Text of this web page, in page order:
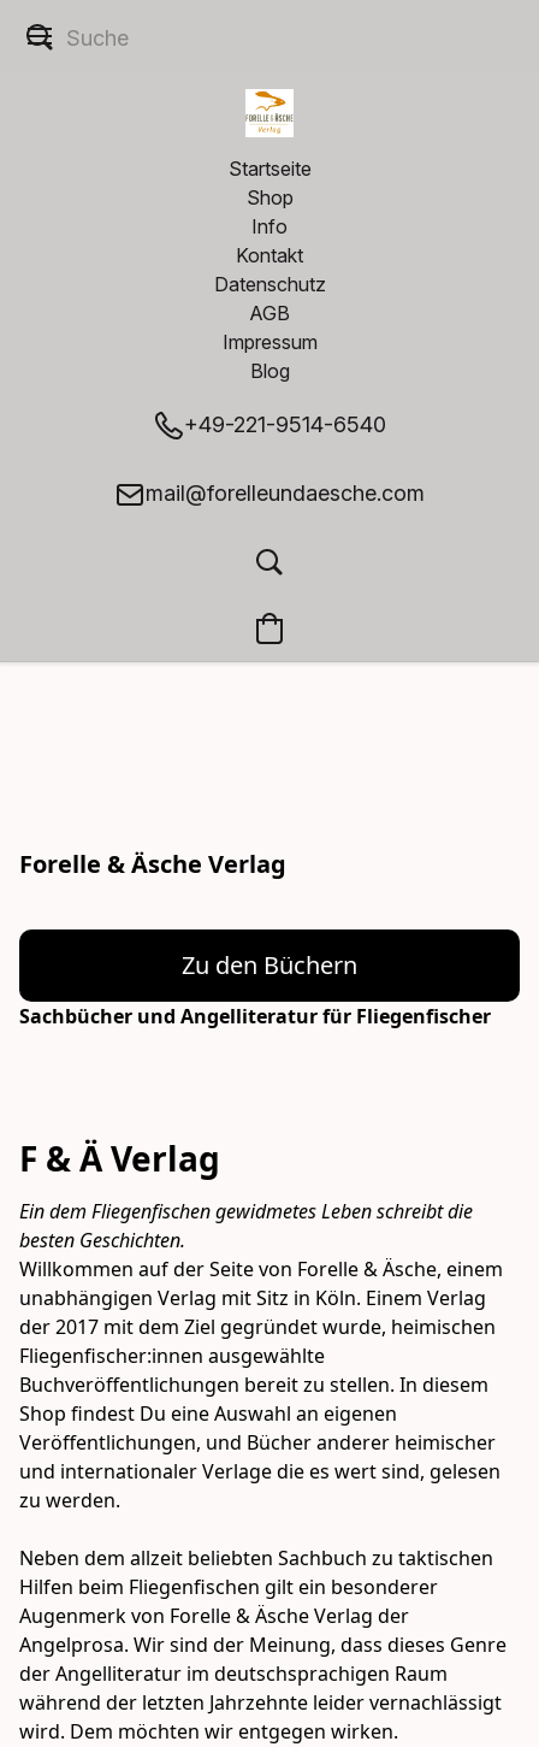
Startseite
Shop
Info
Kontakt
Datenschutz
AGB
Impressum
Blog
+49-221-9514-6540
mail@forelleundaesche.com
Forelle & Äsche Verlag
Sachbücher und Angelliteratur für Fliegenfischer
Zu den Büchern
F & Ä Verlag
Ein dem Fliegenfischen gewidmetes Leben schreibt die
besten Geschichten.
Willkommen auf der Seite von Forelle & Äsche, einem
unabhängigen Verlag mit Sitz in Köln. Einem Verlag
der 2017 mit dem Ziel gegründet wurde, heimischen
Fliegenfischer:innen ausgewählte
Buchveröffentlichungen bereit zu stellen. In diesem
Shop findest Du eine Auswahl an eigenen
Veröffentlichungen, und Bücher anderer heimischer
und internationaler Verlage die es wert sind, gelesen
zu werden.
Neben dem allzeit beliebten Sachbuch zu taktischen
Hilfen beim Fliegenfischen gilt ein besonderer
Augenmerk von Forelle & Äsche Verlag der
Angelprosa. Wir sind der Meinung, dass dieses Genre
der Angelliteratur im deutschsprachigen Raum
während der letzten Jahrzehnte leider vernachlässigt
wird. Dem möchten wir entgegen wirken.